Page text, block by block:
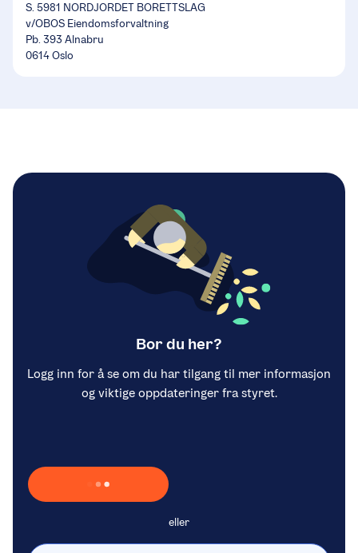
S. 5981 NORDJORDET BORETTSLAG
v/OBOS Eiendomsforvaltning
Pb. 393 Alnabru
0614 Oslo
Bor du her?
Logg inn for å se om du har tilgang til mer informasjon
og viktige oppdateringer fra styret.
Laster inn Vipps …
eller